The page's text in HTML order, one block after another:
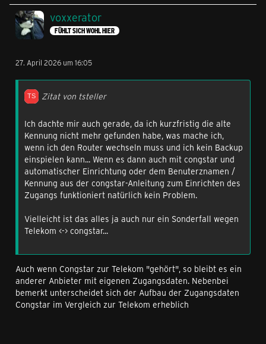
voxxerator
FÜHLT SICH WOHL HIER
27. April 2026 um 16:05
Zitat von tsteller
Ich dachte mir auch gerade, da ich kurzfristig die alte
Kennung nicht mehr gefunden habe, was mache ich,
wenn ich den Router wechseln muss und ich kein Backup
einspielen kann... Wenn es dann auch mit congstar und
automatischer Einrichtung oder dem Benuterznamen /
Kennung aus der congstar-Anleitung zum Einrichten des
Zugangs funktioniert natürlich kein Problem.
Vielleicht ist das alles ja auch nur ein Sonderfall wegen
Telekom <-> congstar...
Auch wenn Congstar zur Telekom "gehört", so bleibt es ein
anderer Anbieter mit eigenen Zugangsdaten. Nebenbei
bemerkt unterscheidet sich der Aufbau der Zugangsdaten
Congstar im Vergleich zur Telekom erheblich